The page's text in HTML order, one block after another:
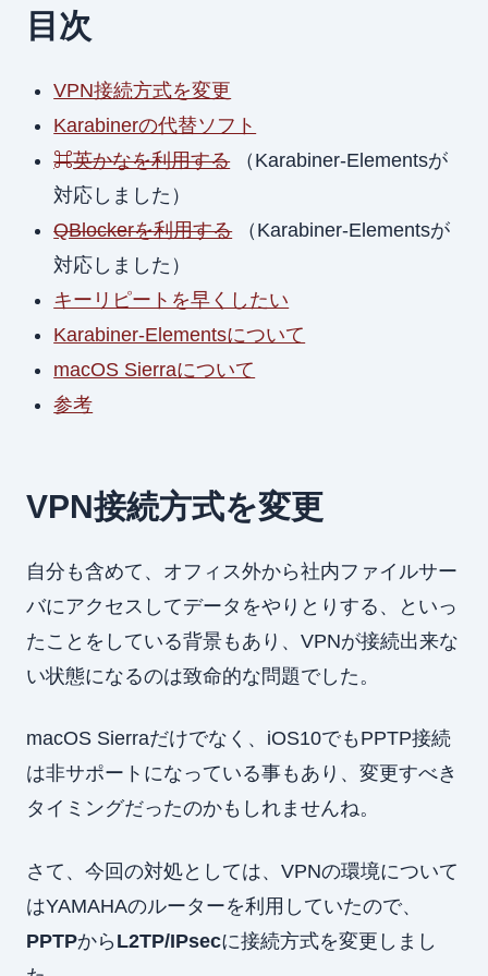
目次
VPN接続方式を変更
Karabinerの代替ソフト
⌘英かなを利用する（Karabiner-Elementsが
対応しました）
QBlockerを利用する（Karabiner-Elementsが
対応しました）
キーリピートを早くしたい
Karabiner-Elementsについて
macOS Sierraについて
参考
VPN接続方式を変更
自分も含めて、オフィス外から社内ファイルサー
バにアクセスしてデータをやりとりする、といっ
たことをしている背景もあり、VPNが接続出来な
い状態になるのは致命的な問題でした。
macOS Sierraだけでなく、iOS10でもPPTP接続
は非サポートになっている事もあり、変更すべき
タイミングだったのかもしれませんね。
さて、今回の対処としては、VPNの環境について
はYAMAHAのルーターを利用していたので、
PPTPから L2TP/IPsecに接続方式を変更しまし